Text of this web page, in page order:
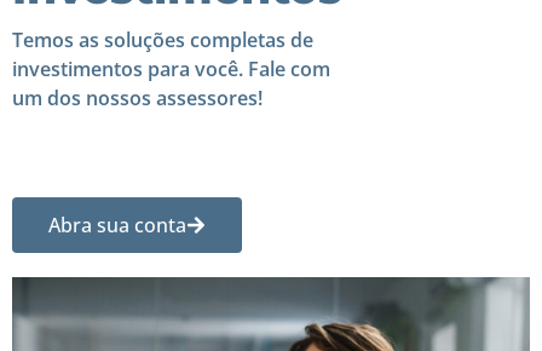
Temos as soluções completas de
investimentos para você. Fale com
um dos nossos assessores!
Abra sua conta